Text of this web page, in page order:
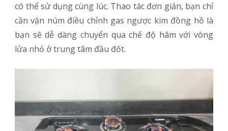
có thể sử dụng cùng lúc. Thao tác đơn giản, bạn chỉ
cần vặn núm điều chỉnh gas ngược kim đồng hồ là
bạn sẽ dễ dàng chuyển qua chế độ hâm với vòng
lửa nhỏ ở trung tâm đầu đốt.